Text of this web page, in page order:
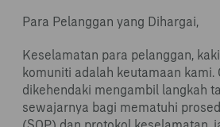
Para Pelanggan yang Dihargai,
Keselamatan para pelanggan,
komuniti adalah keutamaan kami.
dikehendaki mengambil langkah
sewajarnya bagi mematuhi